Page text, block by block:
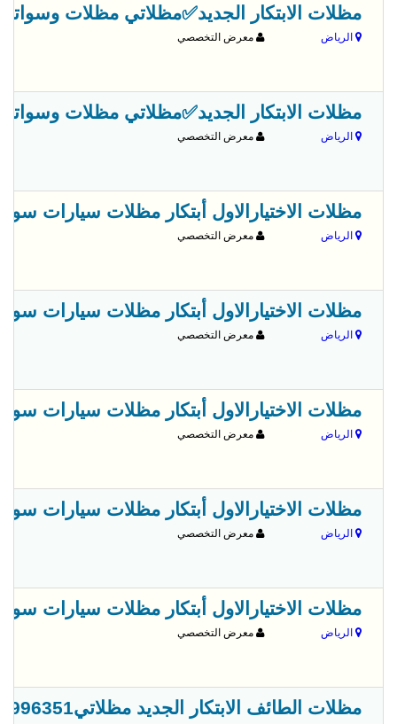
مظلات الابتكار الجديد✅مظلاتي مظلات وسواترالاختيارالاول 0500559613,مظلات
الرياض معرض التخصصي
مظلات الابتكار الجديد✅مظلاتي مظلات وسواترالاختيارالاول 0500559613,مظلات
الرياض معرض التخصصي
مظلات الاختيارالاول أبتكار مظلات سيارات
الرياض معرض التخصصي
مظلات الاختيارالاول أبتكار مظلات سيارات
الرياض معرض التخصصي
مظلات الاختيارالاول أبتكار مظلات سيارات
الرياض معرض التخصصي
مظلات الاختيارالاول أبتكار مظلات سيارات
الرياض معرض التخصصي
مظلات الاختيارالاول أبتكار مظلات سيارات
الرياض معرض التخصصي
مظلات الطائف الابتكار الجديد مظلاتي0114996351 مظلات وسواترالاختيارالاول مظلات,مظلات